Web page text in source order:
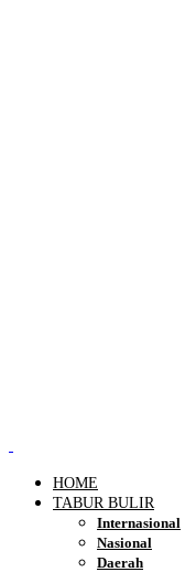
HOME
TABUR BULIR
Internasional
Nasional
Daerah